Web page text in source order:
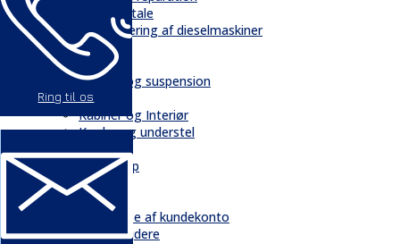
Ring til os
Serviceaftale
Elektrificering af dieselmaskiner
Reservedele
Bånd
Chassis og suspension
Hydraulik
Kabiner og Interiør
Kæder og understel
Motor
Quickshop
Kontakt & Om
Kontakt
Oprettelse af kundekonto
Medarbejdere